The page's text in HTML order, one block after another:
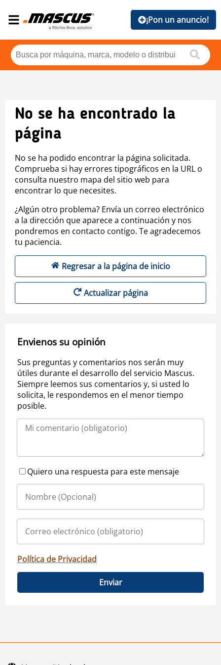
¡Pon un anuncio!
No se ha encontrado la
página
No se ha podido encontrar la página solicitada.
Comprueba si hay errores tipográficos en la URL o
consulta nuestro mapa del sitio web para
encontrar lo que necesites.
¿Algún otro problema? Envía un correo electrónico
a la dirección que aparece a continuación y nos
pondremos en contacto contigo. Te agradecemos
tu paciencia.
Regresar a la página de inicio
Actualizar página
Envienos su opinión
Sus preguntas y comentarios nos serán muy
útiles durante el desarrollo del servicio Mascus.
Siempre leemos sus comentarios y, si usted lo
solicita, le respondemos en el menor tiempo
posible.
Quiero una respuesta para este mensaje
Política de Privacidad
Enviar